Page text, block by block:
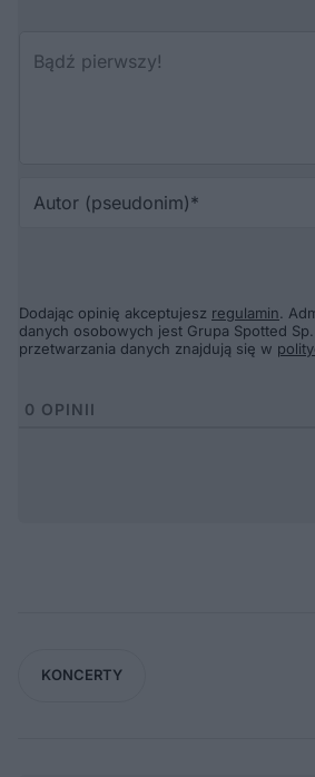
Dodając opinię akceptujesz regulamin.
danych osobowych jest Grupa Spotted
przetwarzania danych znajdują się w
0 OPINII
KONCERTY